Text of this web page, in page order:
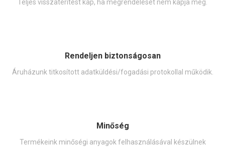
Teljes visszatérítést kap, ha megrendelését nem kapja meg.
Rendeljen biztonságosan
Áruházunk titkosított adatküldési/fogadási protokollal működik.
Minőség
Termékeink minőségi anyagok felhasználásával készülnek